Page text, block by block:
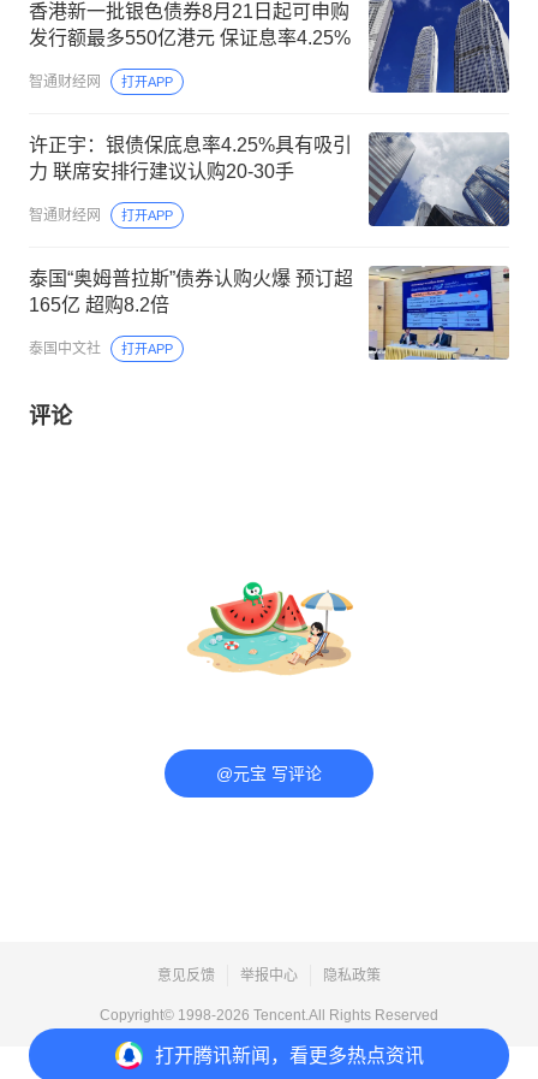
打开腾讯新闻，看更多热点资讯
香港新一批银色债券8月21日起可申购
发行额最多550亿港元 保证息率4.25%
智通财经网 打开APP
许正宇：银债保底息率4.25%具有吸引
力 联席安排行建议认购20-30手
智通财经网 打开APP
泰国“奥姆普拉斯”债券认购火爆 预订超
165亿 超购8.2倍
泰国中文社 打开APP
评论
@元宝 写评论
意见反馈 举报中心 隐私政策
Copyright© 1998-2026 Tencent.All Rights Reserved